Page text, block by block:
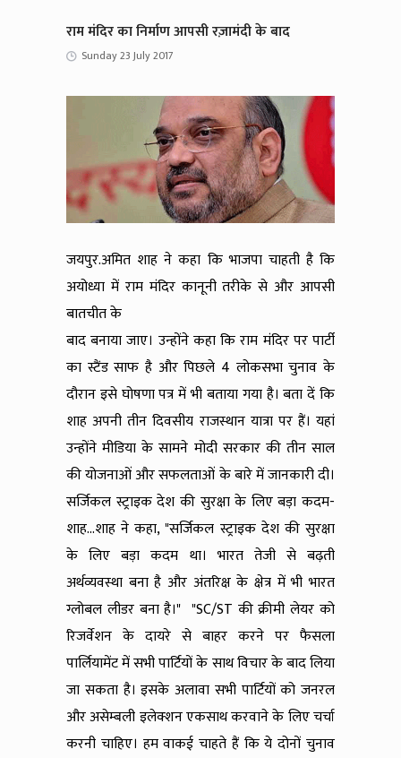
राम मंदिर का निर्माण आपसी रज़ामंदी के बाद
Sunday 23 July 2017
जयपुर.अमित शाह ने कहा कि भाजपा चाहती है कि
अयोध्या में राम मंदिर कानूनी तरीके से और आपसी
बातचीत के
बाद बनाया जाए। उन्होंने कहा कि राम मंदिर पर पार्टी
का स्टैंड साफ है और पिछले 4 लोकसभा चुनाव के
दौरान इसे घोषणा पत्र में भी बताया गया है। बता दें कि
शाह अपनी तीन दिवसीय राजस्थान यात्रा पर हैं। यहां
उन्होंने मीडिया के सामने मोदी सरकार की तीन साल
की योजनाओं और सफलताओं के बारे में जानकारी दी।
सर्जिकल स्ट्राइक देश की सुरक्षा के लिए बड़ा कदम-
शाह...शाह ने कहा, "सर्जिकल स्ट्राइक देश की सुरक्षा
के लिए बड़ा कदम था। भारत तेजी से बढ़ती
अर्थव्यवस्था बना है और अंतरिक्ष के क्षेत्र में भी भारत
ग्लोबल लीडर बना है।" "SC/ST की क्रीमी लेयर को
रिजर्वेशन के दायरे से बाहर करने पर फैसला
पार्लियामेंट में सभी पार्टियों के साथ विचार के बाद लिया
जा सकता है। इसके अलावा सभी पार्टियों को जनरल
और असेम्बली इलेक्शन एकसाथ करवाने के लिए चर्चा
करनी चाहिए। हम वाकई चाहते हैं कि ये दोनों चुनाव